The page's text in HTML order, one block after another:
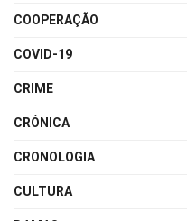
COOPERAÇÃO
COVID-19
CRIME
CRÓNICA
CRONOLOGIA
CULTURA